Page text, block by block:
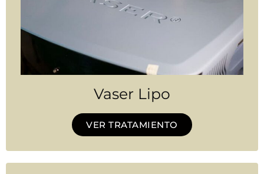
Vaser Lipo
VER TRATAMIENTO